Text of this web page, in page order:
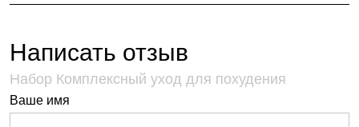
Написать отзыв
Набор Комплексный уход для похудения
Ваше имя